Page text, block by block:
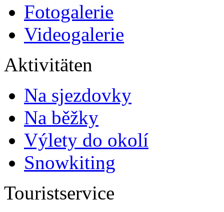
Fotogalerie
Videogalerie
Aktivitäten
Na sjezdovky
Na běžky
Výlety do okolí
Snowkiting
Touristservice